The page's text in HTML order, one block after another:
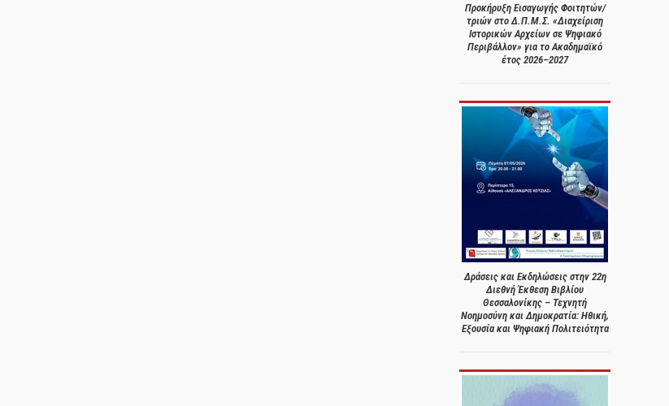
Προκήρυξη Εισαγωγής Φοιτητών/
τριών στο Δ.Π.Μ.Σ. «Διαχείριση
Ιστορικών Αρχείων σε Ψηφιακό
Περιβάλλον» για το Ακαδημαϊκό
έτος 2026–2027
Δράσεις και Εκδηλώσεις στην 22η
Διεθνή Έκθεση Βιβλίου
Θεσσαλονίκης – Τεχνητή
Νοημοσύνη και Δημοκρατία: Ηθική,
Εξουσία και Ψηφιακή Πολιτειότητα